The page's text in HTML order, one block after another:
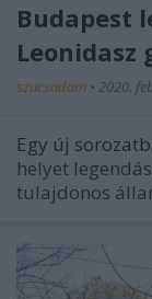
Budapest
Leonidasz
szucsadam • 2020.
Egy új
helyet
tulajdonos